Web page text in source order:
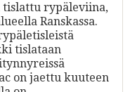
rypäleviina,
Ranskassa.
tislataan
on jaettu kuuteen